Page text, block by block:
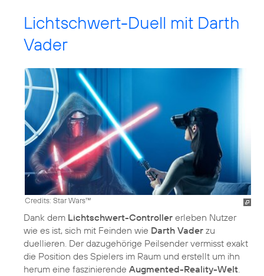
Lichtschwert-Duell mit Darth
Vader
Credits: Star Wars™
Dank dem Lichtschwert-Controller erleben Nutzer
wie es ist, sich mit Feinden wie Darth Vader zu
duellieren. Der dazugehörige Peilsender vermisst exakt
die Position des Spielers im Raum und erstellt um ihn
herum eine faszinierende Augmented-Reality-Welt.